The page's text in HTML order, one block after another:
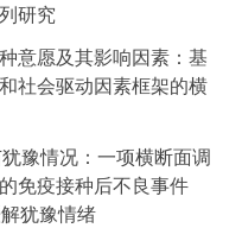
研究
意愿及其影响因素：基
社会驱动因素框架的横
豫情况：一项横断面调
免疫接种后不良事件
犹豫情绪